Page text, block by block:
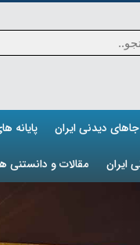
دیدنی ایران پایانه
ایران مقالات و